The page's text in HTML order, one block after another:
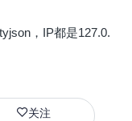
，IP都是127.0.
关注